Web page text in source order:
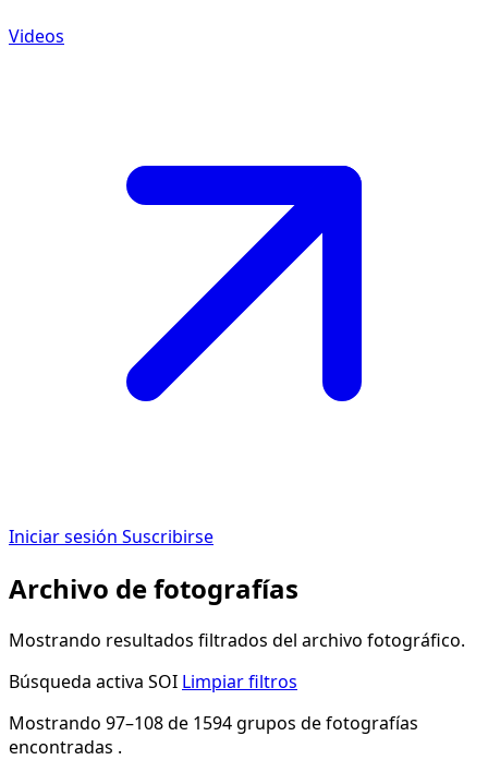
Videos
Iniciar sesión Suscribirse
Archivo de fotografías
Mostrando resultados filtrados del archivo fotográfico.
Búsqueda activa SOI Limpiar filtros
Mostrando 97–108 de 1594 grupos de fotografías
encontradas .